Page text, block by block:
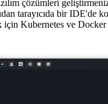
alanınız
şekilde Gitpod,
tarayıcıda bir IDE'de